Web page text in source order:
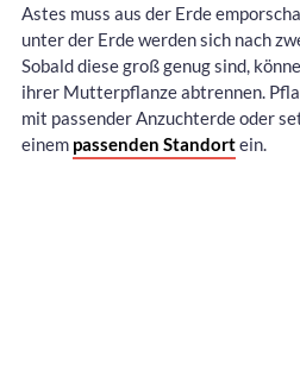
Astes muss aus der Erde
unter der Erde werden sich nach
Sobald diese groß genug sind,
ihrer Mutterpflanze abtrennen.
mit passender Anzuchterde oder
einem passenden Standortein.